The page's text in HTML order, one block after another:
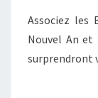
Associez les
Nouvel An et
surprendront